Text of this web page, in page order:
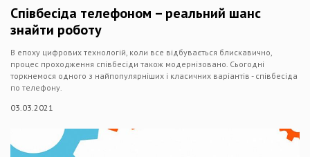
Співбесіда телефоном – реальний шанс
знайти роботу
В епоху цифрових технологій, коли все відбувається блискавично,
процес проходження співбесіди також модернізовано. Сьогодні
торкнемося одного з найпопулярніших і класичних варіантів - співбесіда
по телефону.
03.03.2021